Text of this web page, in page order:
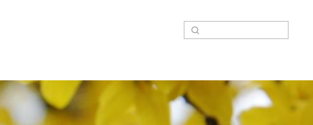
Suche